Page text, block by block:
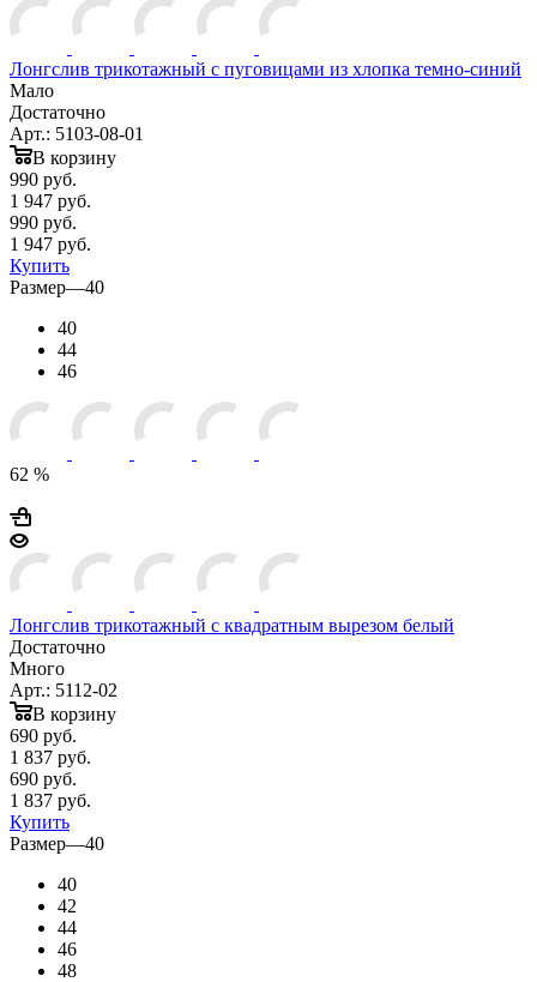
Лонгслив трикотажный с пуговицами из хлопка темно-синий
Мало
Достаточно
Арт.: 5103-08-01
В корзину
990 руб.
1 947 руб.
990 руб.
1 947 руб.
Купить
Размер—40
40
44
46
62 %
Лонгслив трикотажный с квадратным вырезом белый
Достаточно
Много
Арт.: 5112-02
В корзину
690 руб.
1 837 руб.
690 руб.
1 837 руб.
Купить
Размер—40
40
42
44
46
48